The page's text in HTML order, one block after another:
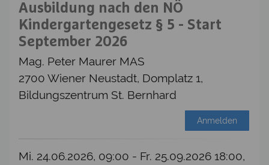
Ausbildung nach den NÖ
Kindergartengesetz § 5 - Start
September 2026
Mag. Peter Maurer MAS
2700 Wiener Neustadt, Domplatz 1,
Bildungszentrum St. Bernhard
Anmelden
Mi. 24.06.2026, 09:00 - Fr. 25.09.2026 18:00,